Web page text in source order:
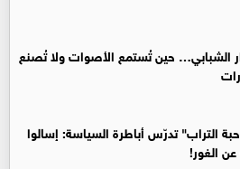
الشبابي… حين تُستمع الأصوات ولا تُصنع
التراب" تدرّس أباطرة السياسة: إسالوا
عن الغور!